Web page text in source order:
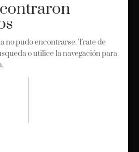
no pudo encontrarse. Trate de
o utilice la navegación para